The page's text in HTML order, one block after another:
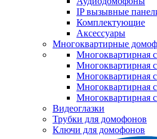
IP вызывные
Комплектующие
Аксессуары
Многоквартирные
Многоквартирная
Многоквартирная
Многоквартирная
Многоквартирная
Многоквартирная
Видеоглазки
Трубки для домофонов
Ключи для домофонов